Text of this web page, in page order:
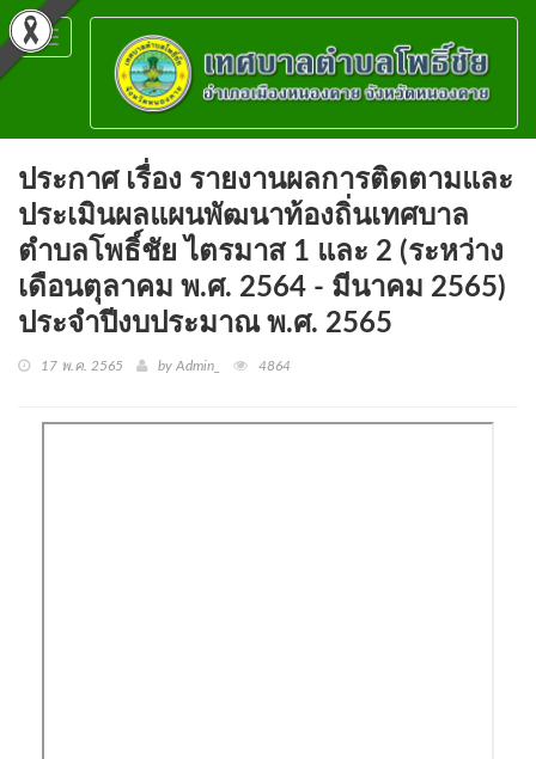
Toggle
navigation
ประกาศ เรื่อง รายงานผลการติดตามและ
ประเมินผลแผนพัฒนาท้องถิ่นเทศบาล
ตำบลโพธิ์ชัย ไตรมาส 1 และ 2 (ระหว่าง
เดือนตุลาคม พ.ศ. 2564 - มีนาคม 2565)
ประจำปีงบประมาณ พ.ศ. 2565
17 พ.ค. 2565 by Admin_ 4864